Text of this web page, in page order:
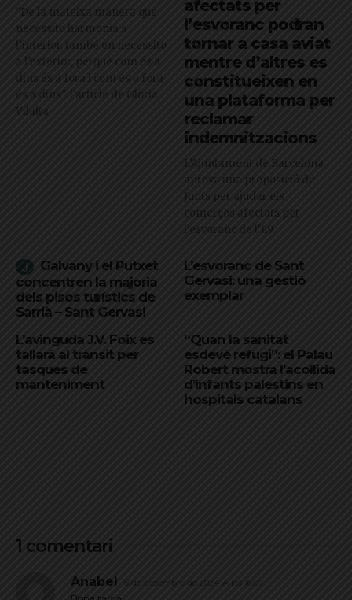
"De la mateixa manera que
necessito harmonia a
l’interior, també en necessito
a l’exterior, perquè com és a
dins és a fora i com és a fora
és a dins": l'article de Glòria
Vilalta
afectats per
l’esvoranc podran
tornar a casa aviat
mentre d’altres es
constitueixen en
una plataforma per
reclamar
indemnitzacions
L’Ajuntament de Barcelona
aprova una proposició de
Junts per ajudar els
comerços afectats per
l'esvoranc de l'L9
Galvany i el Putxet
concentren la majoria
dels pisos turístics de
Sarrià – Sant Gervasi
L’esvoranc de Sant
Gervasi: una gestió
exemplar
L’avinguda J.V. Foix es
tallarà al trànsit per
tasques de
manteniment
“Quan la sanitat
esdevé refugi”: el Palau
Robert mostra l’acollida
d’infants palestins en
hospitals catalans
1 comentari
Anabel 18 de desembre de 2024 A les 16:07